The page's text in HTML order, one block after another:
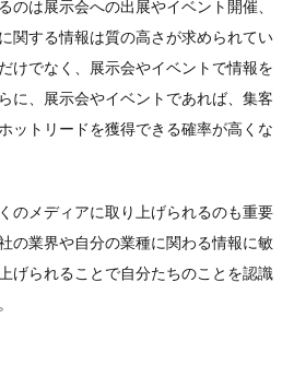
のは展示会への出展やイベント開催、
関する情報は質の高さが求められてい
けでなく、展示会やイベントで情報を
に、展示会やイベントであれば、集客
ットリードを獲得できる確率が高くな
のメディアに取り上げられるのも重要
の業界や自分の業種に関わる情報に敏
げられることで自分たちのことを認識